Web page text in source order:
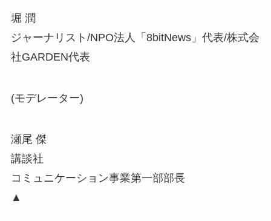
堀 潤
ジャーナリスト/NPO法人「8bitNews」代表/株式会
社GARDEN代表
(モデレーター)
瀬尾 傑
講談社
コミュニケーション事業第一部部長
▲